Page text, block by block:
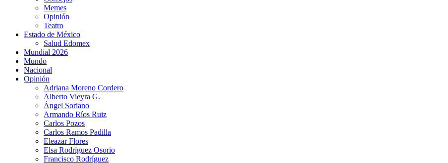
Memes
Opinión
Teatro
Estado de México
Salud Edomex
Mundial 2026
Mundo
Nacional
Opinión
Adriana Moreno Cordero
Alberto Vieyra G.
Ángel Soriano
Armando Ríos Ruiz
Carlos Pozos
Carlos Ramos Padilla
Eleazar Flores
Elsa Rodríguez Osorio
Francisco Rodríguez